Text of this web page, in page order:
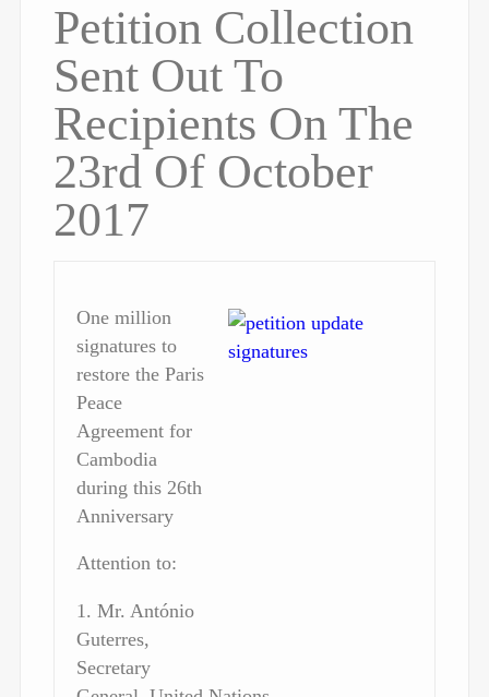
Petition Collection
Sent Out To
Recipients On The
23rd Of October
2017
One million
signatures to
restore the Paris
Peace
Agreement for
Cambodia
during this 26th
Anniversary
Attention to:
1. Mr. António
Guterres,
Secretary